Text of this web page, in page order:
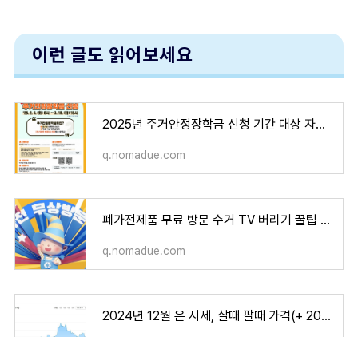
이런 글도 읽어보세요
2025년 주거안정장학금 신청 기간 대상 자격 조건 기준 총정리
q.nomadue.com
폐가전제품 무료 방문 수거 TV 버리기 꿀팁 지역별 수거 정보 폐가전 TV 폐기 무료 수거 폐가전 처
q.nomadue.com
2024년 12월 은 시세, 살때 팔때 가격(+ 2025년 은값 전망, 금시세 비교)